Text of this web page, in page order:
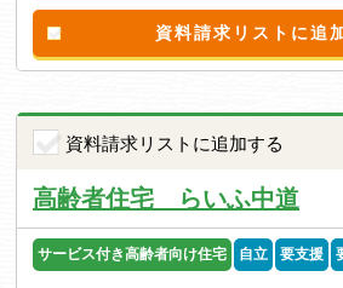
資料請求リストに追
資料請求リストに追加する
高齢者住宅 らいふ中道
サービス付き高齢者向け住宅 自立 要支援